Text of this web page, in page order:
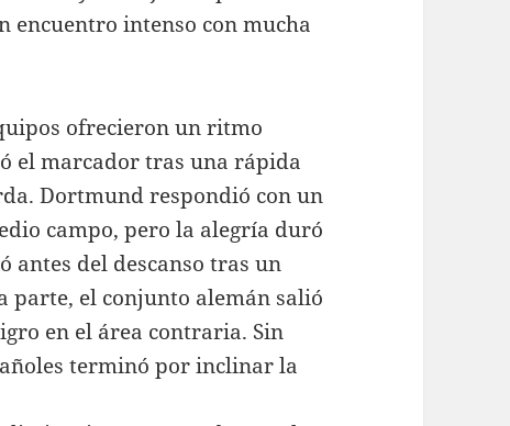
intenso con mucha
ofrecieron un ritmo
el marcador tras una rápida
Dortmund respondió con un
campo, pero la alegría duró
antes del descanso tras un
parte, el conjunto alemán salió
en el área contraria. Sin
terminó por inclinar la